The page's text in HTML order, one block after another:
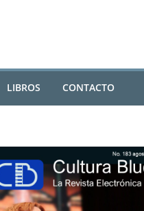
LIBROS CONTACTO